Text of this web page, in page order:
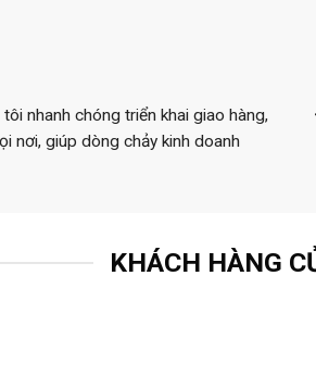
nhanh chóng triển khai giao hàng,
nơi, giúp dòng chảy kinh doanh
KHÁCH HÀNG